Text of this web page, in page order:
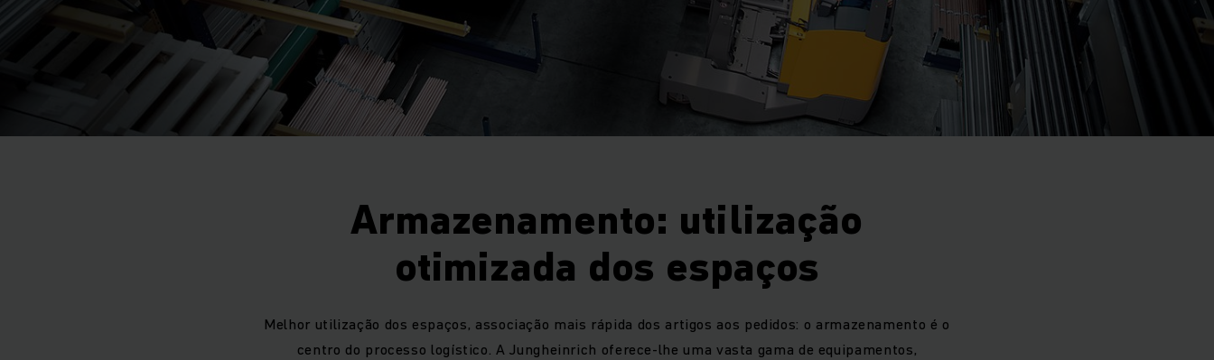
Armazenamento: utilização
otimizada dos espaços
Melhor utilização dos espaços, associação mais rápida dos artigos aos pedidos: o armazenamento é o
centro do processo logístico. A Jungheinrich oferece-lhe uma vasta gama de equipamentos,